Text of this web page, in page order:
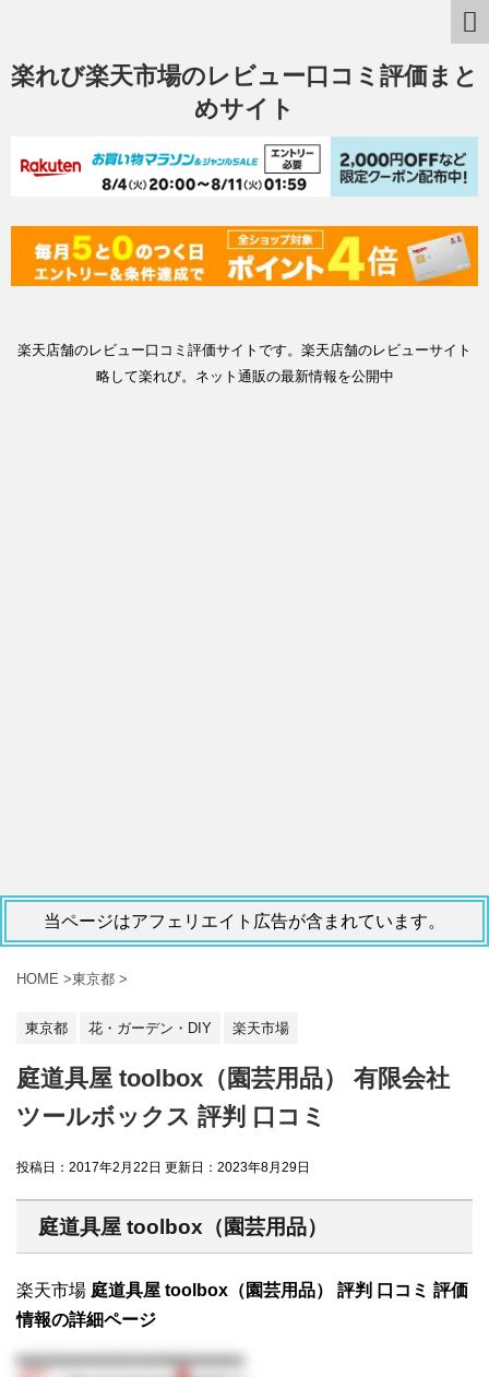
楽れび楽天市場のレビュー口コミ評価まと
めサイト
楽天店舗のレビュー口コミ評価サイトです。楽天店舗のレビューサイト
略して楽れび。ネット通販の最新情報を公開中
当ページはアフェリエイト広告が含まれています。
HOME >東京都 >
東京都 花・ガーデン・DIY 楽天市場
庭道具屋 toolbox（園芸用品） 有限会社
ツールボックス 評判 口コミ
投稿日：2017年2月22日 更新日： 2023年8月29日
庭道具屋 toolbox（園芸用品）
楽天市場 庭道具屋 toolbox（園芸用品） 評判 口コミ 評価
情報の詳細ページ